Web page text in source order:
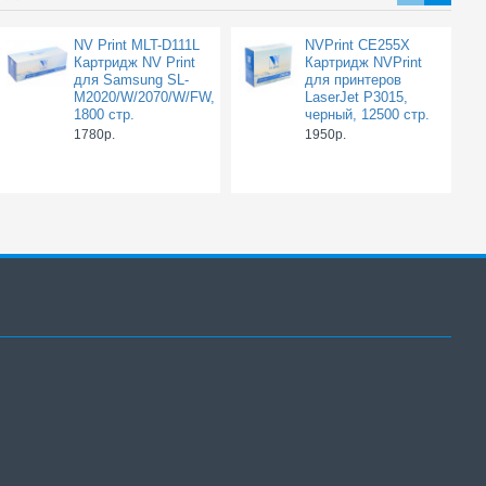
NV Print MLT-D111L
Картридж NV Print
для Samsung SL-
M2020/W/2070/W/FW,
1800 стр.
1780р.
NVPrint CE255X
Картридж NVPrint
для принтеров
LaserJet P3015,
черный, 12500 стр.
1950р.